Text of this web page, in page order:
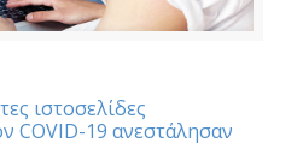
ιστοσελίδες
COVID-19 ανεστάλησαν